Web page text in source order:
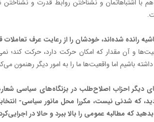
با اشتباهاتمان و نشناختن روابط قدرت و
رانده شده‌اند، خودشان را از رعایت عرف تعاملات
و آن مقدار که امکان حرکت دارد، حرکت کند؛
باشیم اما واقعیت‌ها ما را به امور دیگر رهنمون
دیگر احزاب اصلاح‌طلب در بزنگاه‌های سیاسی
که شدنی نیست، مکررا محل مانور سیاسی‌-
مطالبه عمومی را بالا ببرد و حالا در